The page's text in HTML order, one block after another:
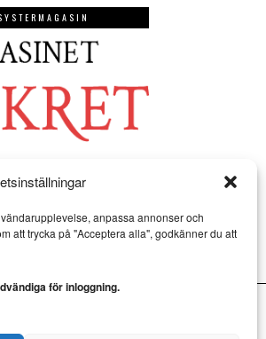
anpassa annonser och
att trycka på "Acceptera alla", godkänner du att
för inloggning.